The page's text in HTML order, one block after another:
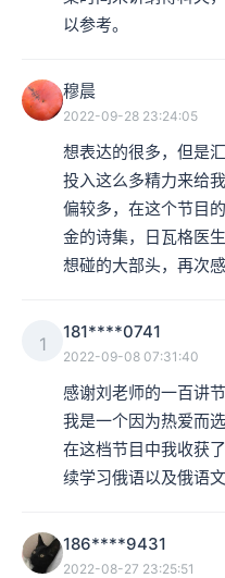
以参考。
穆晨
2022-09-28 23:24:05
想表达的很多，但是
投入这么多精力来给
偏较多，在这个节目
金的诗集，日瓦格医
想碰的大部头，再次感
1
181****0741
2022-09-08 07:31:40
感谢刘老师的一百讲节
我是一个因为热爱而
在这档节目中我收获
续学习俄语以及俄语文
186****9431
2022-08-27 23:25:51